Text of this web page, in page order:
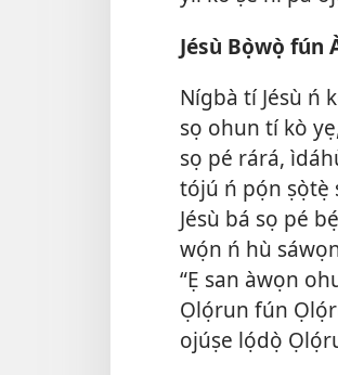
Jésù Bọ̀wọ̀ fún
Nígbà tí Jésù ń
sọ ohun tí kò
sọ pé rárá,
tójú ń pọ́n ṣọ̀tẹ̀
Jésù bá sọ pé
wọ́n ń hù
“Ẹ san àwọn
Ọlọ́run fún
ojúṣe lọ́dọ̀